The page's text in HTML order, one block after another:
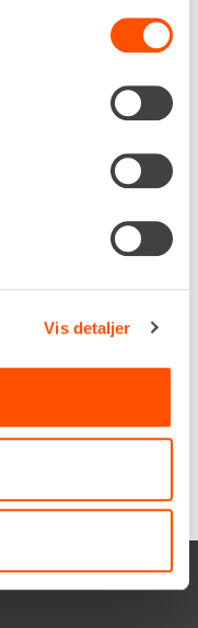
Vis detaljer
DKK 449,00